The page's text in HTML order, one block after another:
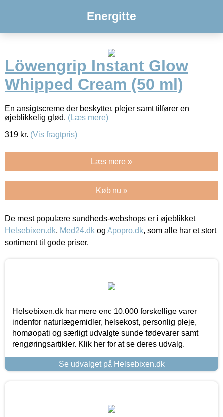
Energitte
Löwengrip Instant Glow
Whipped Cream (50 ml)
En ansigtscreme der beskytter, plejer samt tilfører en
øjeblikkelig glød. (Læs mere)
319 kr. (Vis fragtpris)
Læs mere »
Køb nu »
De mest populære sundheds-webshops er i øjeblikket
Helsebixen.dk, Med24.dk og Apopro.dk, som alle har et stort
sortiment til gode priser.
Helsebixen.dk har mere end 10.000 forskellige varer
indenfor naturlægemidler, helsekost, personlig pleje,
homøopati og særligt udvalgte sunde fødevarer samt
rengøringsartikler. Klik her for at se deres udvalg.
Se udvalget på Helsebixen.dk